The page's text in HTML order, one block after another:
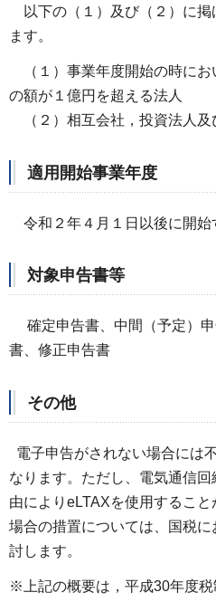
以下の（１）及び（２）に掲
ます。
（１）事業年度開始の時にお
の額が１億円を超える法人
（２）相互会社，投資法人及
適用開始事業年度
令和２年４月１日以後に開始
対象申告書等
確定申告書、中間（予定）
書、修正申告書
その他
電子申告がされない場合には
なります。ただし、電気通信
由によりeLTAXを使用するこ
場合の措置については、国税
討します。
※上記の概要は，平成30年度